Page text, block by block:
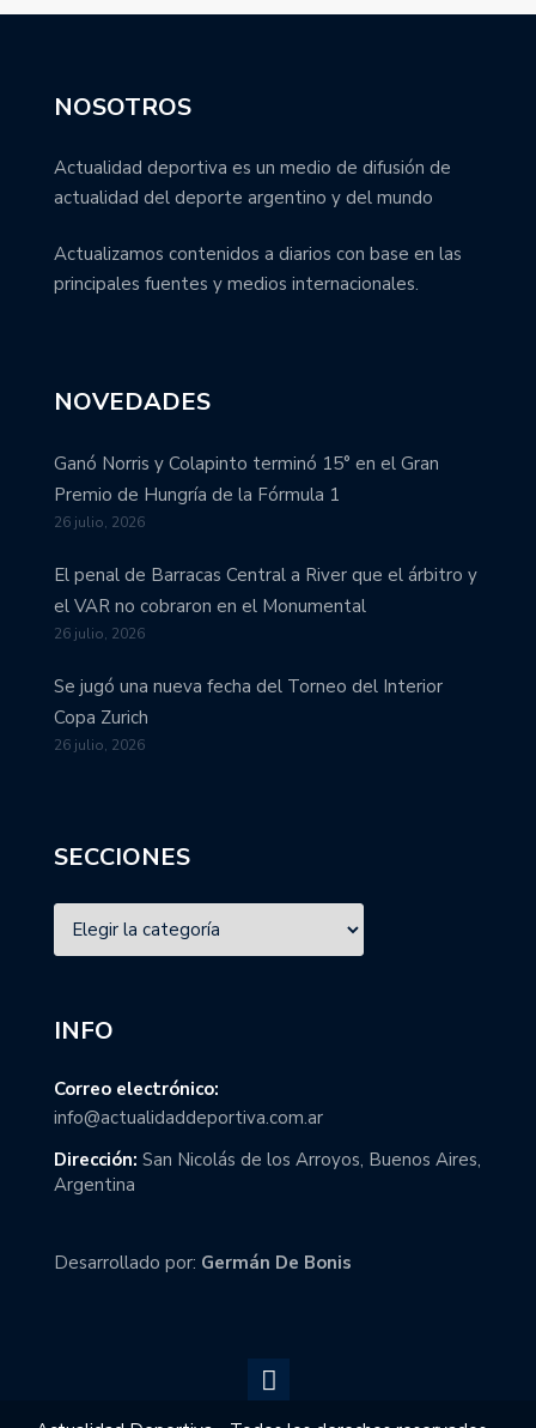
NOSOTROS
Actualidad deportiva es un medio de difusión de
actualidad del deporte argentino y del mundo
Actualizamos contenidos a diarios con base en las
principales fuentes y medios internacionales.
NOVEDADES
Ganó Norris y Colapinto terminó 15° en el Gran
Premio de Hungría de la Fórmula 1
26 julio, 2026
El penal de Barracas Central a River que el árbitro y
el VAR no cobraron en el Monumental
26 julio, 2026
Se jugó una nueva fecha del Torneo del Interior
Copa Zurich
26 julio, 2026
SECCIONES
INFO
Correo electrónico:
info@actualidaddeportiva.com.ar
Dirección: San Nicolás de los Arroyos, Buenos Aires,
Argentina
Desarrollado por: Germán De Bonis